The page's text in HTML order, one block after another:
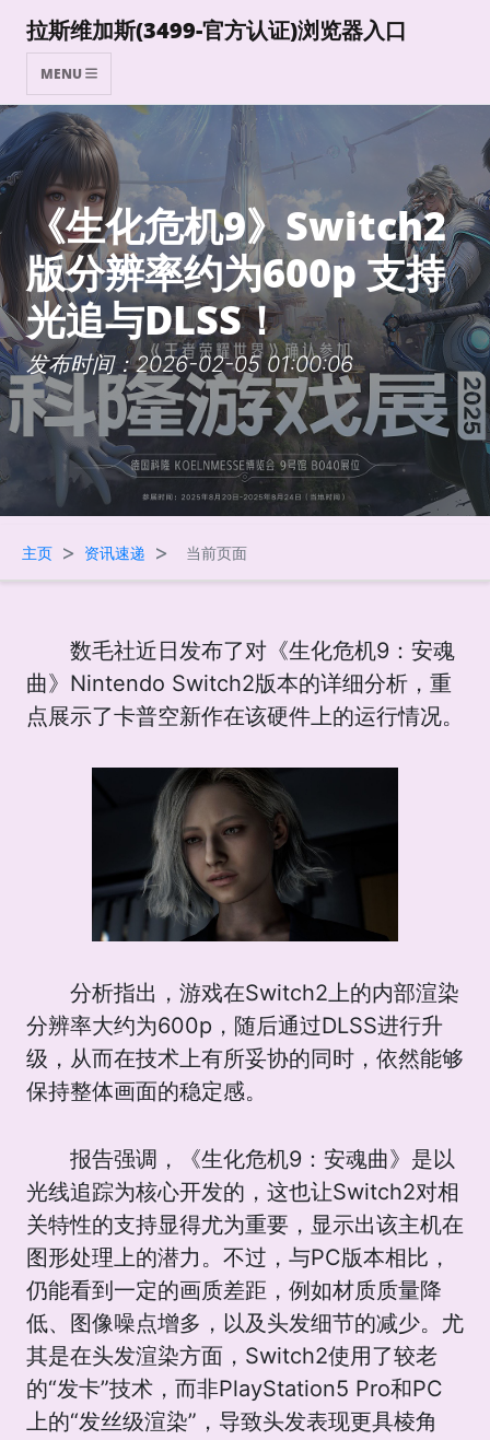
拉斯维加斯(3499-官方认证)浏览器入口
MENU
《生化危机9》Switch2
版分辨率约为600p 支持
光追与DLSS！
发布时间：2026-02-05 01:00:06
主页 > 资讯速递 > 当前页面
数毛社近日发布了对《生化危机9：安魂
曲》Nintendo Switch2版本的详细分析，重
点展示了卡普空新作在该硬件上的运行情况。
分析指出，游戏在Switch2上的内部渲染
分辨率大约为600p，随后通过DLSS进行升
级，从而在技术上有所妥协的同时，依然能够
保持整体画面的稳定感。
报告强调，《生化危机9：安魂曲》是以
光线追踪为核心开发的，这也让Switch2对相
关特性的支持显得尤为重要，显示出该主机在
图形处理上的潜力。不过，与PC版本相比，
仍能看到一定的画质差距，例如材质质量降
低、图像噪点增多，以及头发细节的减少。尤
其是在头发渲染方面，Switch2使用了较老
的“发卡”技术，而非PlayStation5 Pro和PC
上的“发丝级渲染”，导致头发表现更具棱角